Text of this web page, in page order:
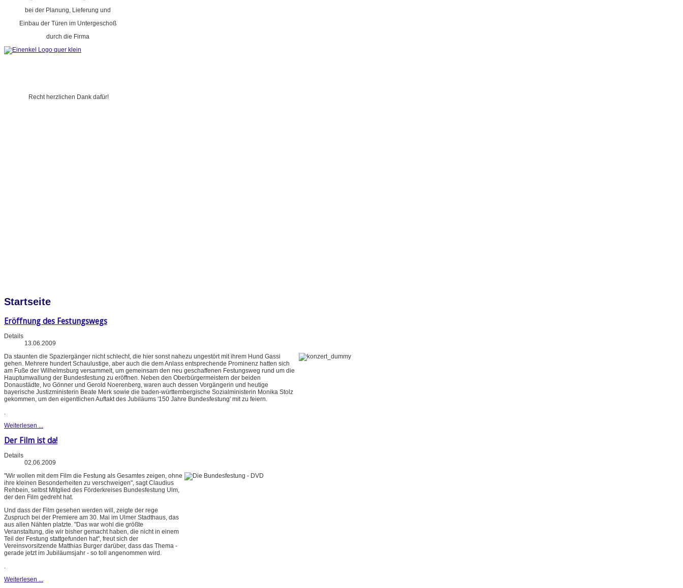
bei der Planung, Lieferung und
Einbau der Türen im Untergeschoß
durch die Firma
Recht herzlichen Dank dafür!
Startseite
Eröffnung des Festungswegs
Details
13.06.2009
Da staunten die Spaziergänger nicht schlecht, die hier sonst nahezu ungestört mit ihrem Hund Gassi
gehen. Mehrere hundert Schaulustige, aber auch die dem Anlass entsprechende Prominenz hatten sich
am Fuße der Wilhelmsburg versammelt, um gemeinsam den neu geschaffenen Festungsweg rund um die
Hauptumwallung der Bundesfestung zu eröffnen. Neben den Oberbürgermeistern der beiden
Donaustädte, Ivo Gönner und Gerold Noerenberg, waren auch dessen Vorgängerin und heutige
bayerische Justizministerin Beate Merk sowie die baden-württembergische Sozialministerin Monika Stolz
gekommen, um den eigentlichen Auftakt des Jubiläums '150 Jahre Bundesfestung' mit zu feiern.
.
Weiterlesen ...
Der Film ist da!
Details
02.06.2009
"Wir wollen mit dem Film die Festung als Gesamtes zeigen, ohne
ihre kleinen Besonderheiten zu verschweigen", sagt Claudius
Rehbein, selbst Mitglied des Förderkreises Bundesfestung Ulm,
der den Film gedreht hat.
Und dass der Film gesehen werden will, zeigte der rege
Zuspruch bei der Premiere am 30. Mai im Ulmer Stadthaus, das
aus allen Nähten platzte. "Das war wohl die größte
Veranstaltung, die wir bisher gemacht haben, die nicht in einem
Teil der Festung stattgefunden hat", freut sich der
Vereinsvorsitzende Matthias Burger darüber, dass das Thema -
gerade jetzt im Jubiläumsjahr - so toll angenommen wird.
Weiterlesen ...